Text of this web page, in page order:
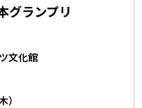
グランプリ
文化館
）